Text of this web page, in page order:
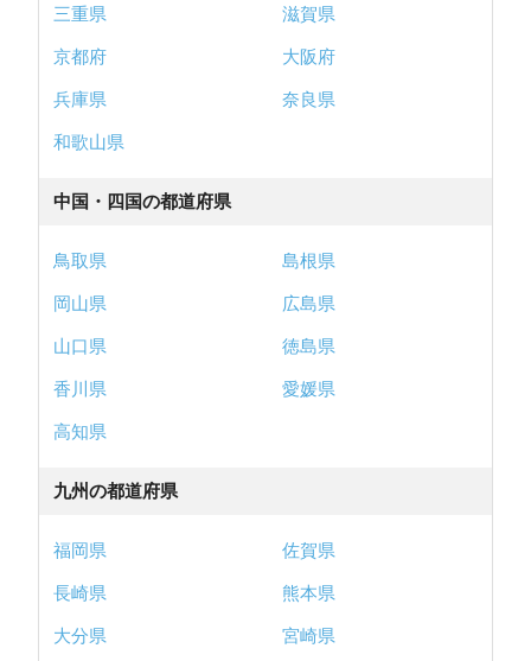
三重県
滋賀県
京都府
大阪府
兵庫県
奈良県
和歌山県
中国・四国の都道府県
鳥取県
島根県
岡山県
広島県
山口県
徳島県
香川県
愛媛県
高知県
九州の都道府県
福岡県
佐賀県
長崎県
熊本県
大分県
宮崎県